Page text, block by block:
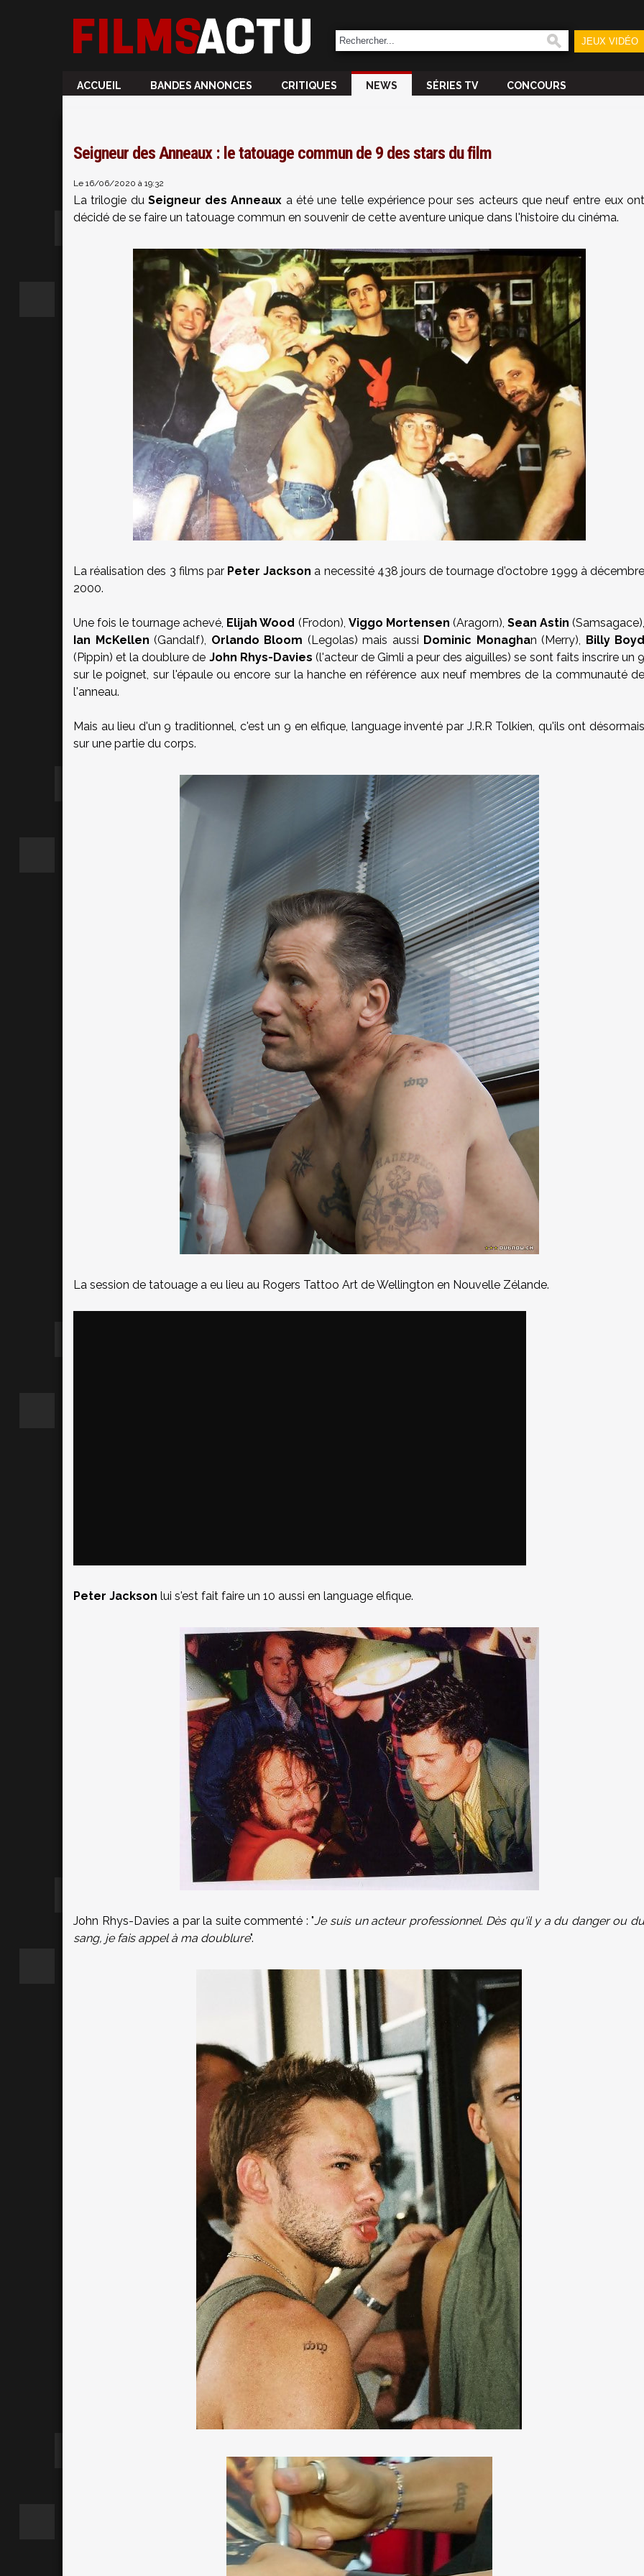
JEUX VIDÉO
ACCUEIL BANDES ANNONCES CRITIQUES NEWS SÉRIES TV CONCOURS
Seigneur des Anneaux : le tatouage commun de 9 des stars du film
Le 16/06/2020 à 19:32
La trilogie duSeigneur des Anneaux a été une telle expérience pour ses acteurs que neuf entre eux
décidé de se faire un tatouage commun en souvenir de cette aventure unique dans l'histoire du cinéma.
La réalisation des 3 films par Peter Jackson a necessité 438 jours de tournage d'octobre 1999 à
2000.
Une fois le tournage achevé, Elijah Wood (Frodon), Viggo Mortensen (Aragorn), Sean Astin
Ian McKellen (Gandalf), Orlando Bloom (Legolas) mais aussi Dominic Monaghan (Merry), Billy Boyd
(Pippin) et la doublure de John Rhys-Davies (l'acteur de Gimli a peur des aiguilles) se sont faits inscrire un
sur le poignet, sur l'épaule ou encore sur la hanche en référence aux neuf membres de la communauté de
l'anneau.
Mais au lieu d'un 9 traditionnel, c'est un 9 en elfique, language inventé par J.R.R Tolkien, qu'ils ont désormais
sur une partie du corps.
La session de tatouage a eu lieu au Rogers Tattoo Art de Wellington en Nouvelle Zélande.
Peter Jackson lui s'est fait faire un 10 aussi en language elfique.
John Rhys-Davies a par la suite commenté : "Je suis un acteur professionnel. Dès qu'il y a du danger ou
sang, je fais appel à ma doublure".